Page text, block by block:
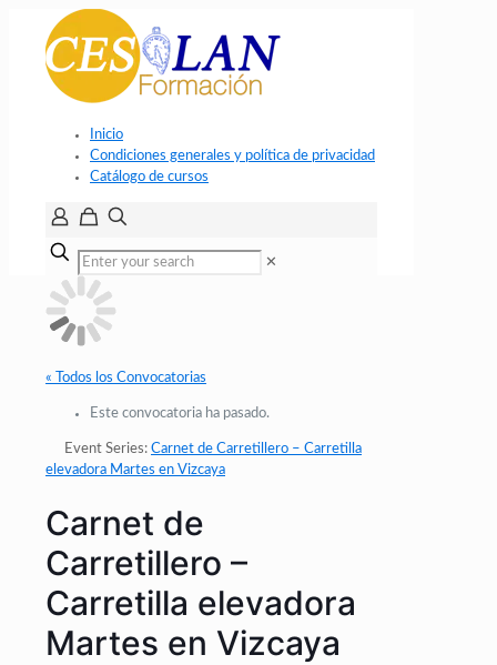
Inicio
Condiciones generales y política de privacidad
Catálogo de cursos
✕
« Todos los Convocatorias
Este convocatoria ha pasado.
Event Series: Carnet de Carretillero – Carretilla
elevadora Martes en Vizcaya
Carnet de
Carretillero –
Carretilla elevadora
Martes en Vizcaya